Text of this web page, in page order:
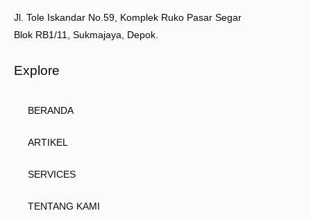
Jl. Tole Iskandar No.59, Komplek Ruko Pasar Segar
Blok RB1/11, Sukmajaya, Depok.
Explore
BERANDA
ARTIKEL
SERVICES
TENTANG KAMI